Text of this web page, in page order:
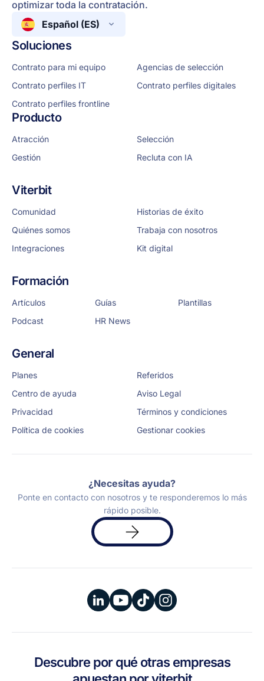
optimizar toda la contratación.
Español (ES)
Soluciones
Contrato para mi equipo
Agencias de selección
Contrato perfiles IT
Contrato perfiles digitales
Contrato perfiles frontline
Producto
Atracción
Selección
Gestión
Recluta con IA
Viterbit
Comunidad
Historias de éxito
Quiénes somos
Trabaja con nosotros
Integraciones
Kit digital
Formación
Artículos Guías
Plantillas
Podcast
HR News
General
Planes
Referidos
Centro de ayuda
Aviso Legal
Privacidad
Términos y condiciones
Política de cookies
Gestionar cookies
¿Necesitas ayuda?
Ponte en contacto con nosotros y te responderemos lo más
rápido posible.
Solicita
una
demo
Descubre por qué otras empresas